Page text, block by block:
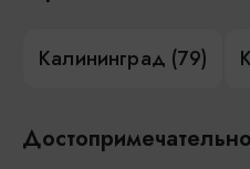
Калининград (79)